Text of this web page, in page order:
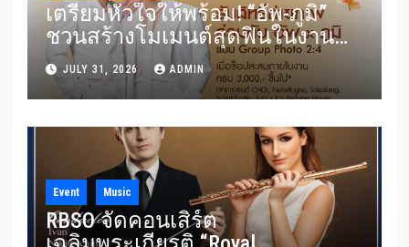
เตรียมหัวใจให้พร้อม! “อัพ-ภูมิ”
ชวนสร้างโมเมนต์สุดฟินในงาน
“THE SCENT OF SIAM” ลุ้น Group
Shot แบบใกล้ชิด 5 สิงหาคมนี้
JULY 31, 2026 ADMIN
Event Music
RBSO จัดคอนเสิร์ต